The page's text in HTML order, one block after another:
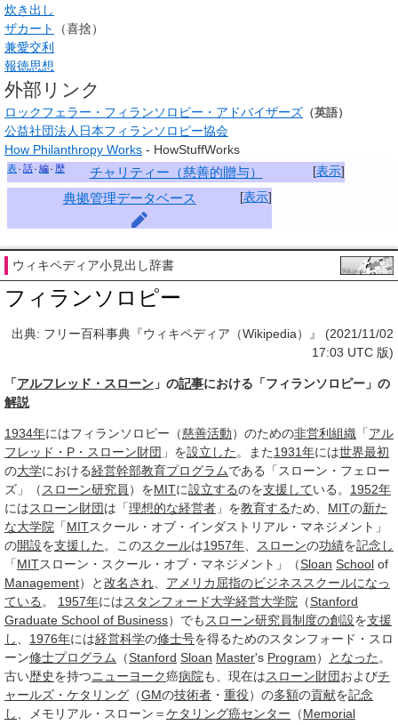
炊き出し
ザカート
（喜捨）
兼愛交利
報徳思想
外部リンク
ロックフェラー・フィランソロピー・アドバイザーズ （英語）
公益社団法人日本フィランソロピー協会
How Philanthropy Works - HowStuffWorks
[表示]
表 話 編 歴 チャリティー（慈善的贈与）
[表示]
典拠管理データベース
ウィキペディア小見出し辞書
フィランソロピー
出典: フリー百科事典『ウィキペディア（Wikipedia）』 (2021/11/02
17:03 UTC 版)
「アルフレッド・スローン 」の記事における「フィランソロピー」の
解説
1934年にはフィランソロピー（慈善活動）のための非営利組織 「アル
フレッド・P・スローン財団 」を設立した。また1931年には世界最初
の大学における経営幹部教育プログラムである「スローン・フェロー
ズ」（スローン研究員 ）をMITに設立するのを支援している。 1952年
にはスローン財団は「理想的な経営者 」を教育するため、 MITの新た
な大学院 「MITスクール・オブ・インダストリアル・マネジメント」
の開設を支援した。このスクールは1957年、 スローンの功績を記念し
「MITスローン・スクール・オブ・マネジメント」（Sloan School of
Management）と改名され、 アメリカ屈指のビジネススクールになっ
ている。 1957年にはスタンフォード大学経営大学院 （Stanford
Graduate School of Business）でもスローン研究員制度の創設を支援
し、 1976年には経営科学の修士号を得るためのスタンフォード・スロ
ーン修士プログラム （Stanford Sloan Master's Program） となった。
古い歴史を持つニューヨーク癌病院も、現在はスローン財団およびチ
ャールズ・ケタリング （GMの技術者 ・ 重役）の多額の貢献を記念
し、メモリアル・スローン＝ケタリング癌センター （Memorial